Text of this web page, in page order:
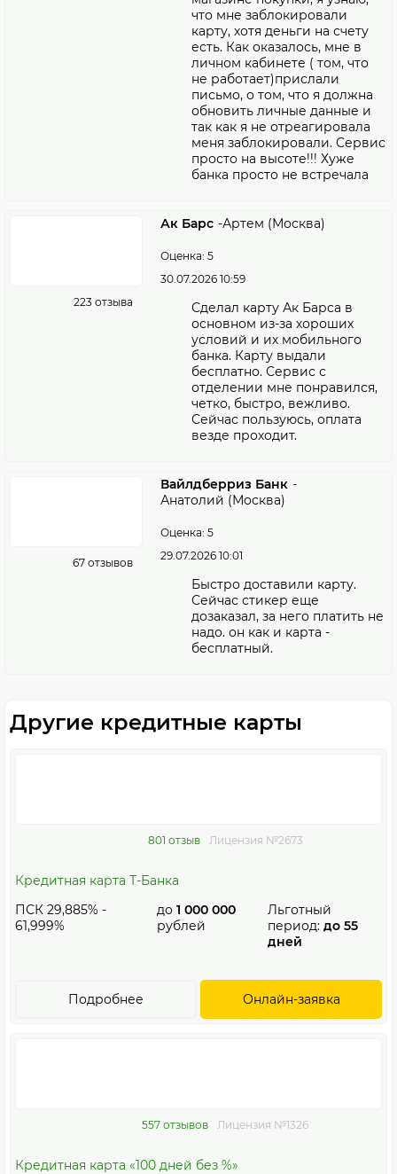
что мне заблокировали
карту, хотя деньги на счету
есть. Как оказалось, мне в
личном кабинете ( том, что
не работает)прислали
письмо, о том, что я должна
обновить личные данные и
так как я не отреагировала
меня заблокировали. Сервис
просто на высоте!!! Хуже
банка просто не встречала
223 отзыва
Ак Барс -Артем (Москва)
Оценка: 5
30.07.2026 10:59
Сделал карту Ак Барса в
основном из-за хороших
условий и их мобильного
банка. Карту выдали
бесплатно. Сервис с
отделении мне понравился,
четко, быстро, вежливо.
Сейчас пользуюсь, оплата
везде проходит.
67 отзывов
Вайлдберриз Банк -
Анатолий (Москва)
Оценка: 5
29.07.2026 10:01
Быстро доставили карту.
Сейчас стикер еще
дозаказал, за него платить не
надо. он как и карта -
бесплатный.
Другие кредитные карты
801 отзыв Лицензия №2673
Кредитная карта Т-Банка
ПСК 29,885% -
61,999%
до 1 000 000
рублей
Льготный
период: до 55
дней
Онлайн-заявка
Подробнее
557 отзывов Лицензия №1326
Кредитная карта «100 дней без %»